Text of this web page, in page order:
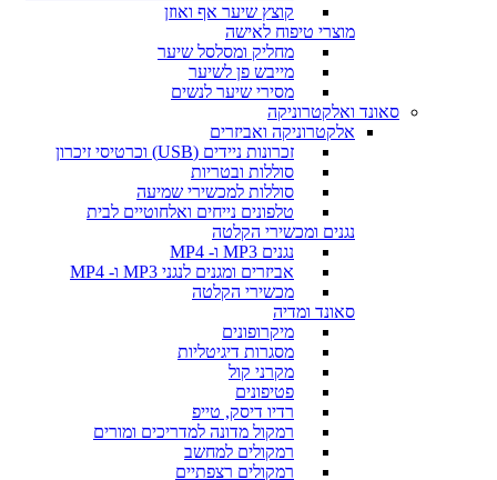
קוצץ שיער אף ואוזן
מוצרי טיפוח לאישה
מחליק ומסלסל שיער
מייבש פן לשיער
מסירי שיער לנשים
סאונד ואלקטרוניקה
אלקטרוניקה ואביזרים
זכרונות ניידים (USB) וכרטיסי זיכרון
סוללות ובטריות
סוללות למכשירי שמיעה
טלפונים נייחים ואלחוטיים לבית
נגנים ומכשירי הקלטה
נגנים MP3 ו- MP4
אביזרים ומגנים לנגני MP3 ו- MP4
מכשירי הקלטה
סאונד ומדיה
מיקרופונים
מסגרות דיגיטליות
מקרני קול
פטיפונים
רדיו דיסק, טייפ
רמקול מדונה למדריכים ומורים
רמקולים למחשב
רמקולים רצפתיים